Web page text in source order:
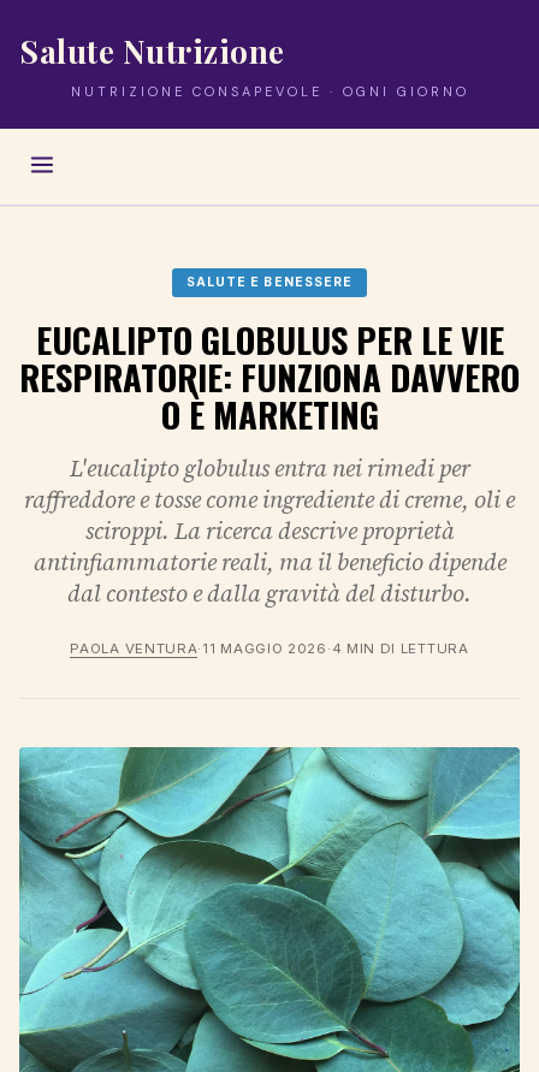
Salute Nutrizione
NUTRIZIONE CONSAPEVOLE · OGNI GIORNO
SALUTE E BENESSERE
EUCALIPTO GLOBULUS PER LE VIE
RESPIRATORIE: FUNZIONA DAVVERO
O È MARKETING
L'eucalipto globulus entra nei rimedi per
raffreddore e tosse come ingrediente di creme, oli e
sciroppi. La ricerca descrive proprietà
antinfiammatorie reali, ma il beneficio dipende
dal contesto e dalla gravità del disturbo.
PAOLA VENTURA· 11 MAGGIO 2026 · 4 MIN DI LETTURA